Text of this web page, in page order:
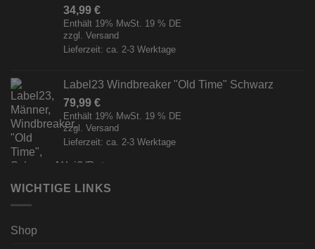
34,99 €
Enthält 19% MwSt. 19 % DE
zzgl. Versand
Lieferzeit: ca. 2-3 Werktage
Label23 Windbreaker "Old Time" Schwarz
79,99 €
Enthält 19% MwSt. 19 % DE
zzgl. Versand
Lieferzeit: ca. 2-3 Werktage
WICHTIGE LINKS
Shop